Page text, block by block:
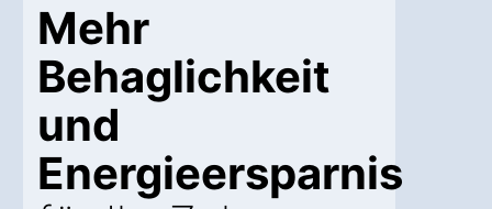
Mehr
Behaglichkeit
und
Energieersparnis